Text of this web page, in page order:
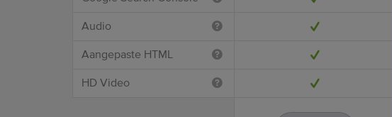
Audio
Aangepaste HTML
HD Video